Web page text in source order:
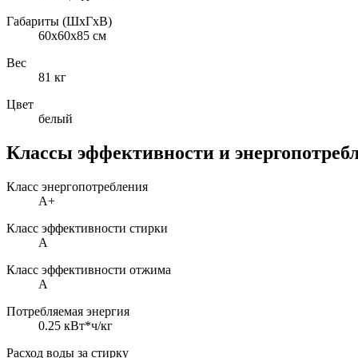
Габариты (ШxГxВ)
60x60x85 см
Вес
81 кг
Цвет
белый
Классы эффективности и
Класс энергопотребления
A+
Класс эффективности стирки
A
Класс эффективности отжима
A
Потребляемая энергия
0.25 кВт*ч/кг
Расход воды за стирку